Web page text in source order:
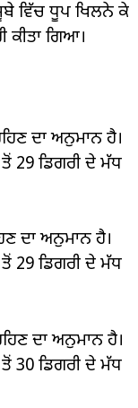
ਵਿੱਚ ਧੂਪ ਖਿਲਨੇ ਕੇ
ਕੀਤਾ ਗਿਆ।
ਦਾ ਅਨੁਮਾਨ ਹੈ।
ਤੋਂ 29 ਡਿਗਰੀ ਦੇ ਮੱਧ
ਦਾ ਅਨੁਮਾਨ ਹੈ।
ਤੋਂ 29 ਡਿਗਰੀ ਦੇ ਮੱਧ
ਦਾ ਅਨੁਮਾਨ ਹੈ।
ਤੋਂ 30 ਡਿਗਰੀ ਦੇ ਮੱਧ